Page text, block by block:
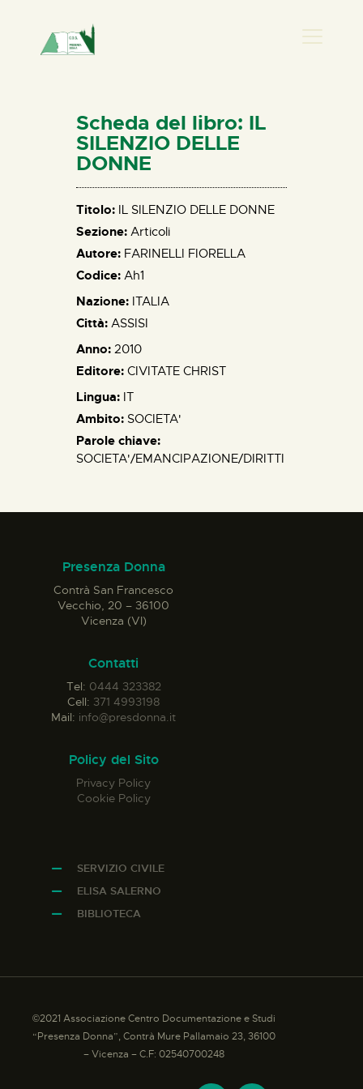
HOME
CHI SIAMO
NEWS
PERCORSI
BIBLIOTECA
ELISA SALERNO
CONTATTI
Scheda del libro: IL
SILENZIO DELLE
DONNE
Titolo: IL SILENZIO DELLE DONNE
Sezione: Articoli
Autore: FARINELLI FIORELLA
Codice: Ah1
Nazione: ITALIA
Città: ASSISI
Anno: 2010
Editore: CIVITATE CHRIST
Lingua: IT
Ambito: SOCIETA'
Parole chiave:
SOCIETA'/EMANCIPAZIONE/DIRITTI
Presenza Donna
Contrà San Francesco
Vecchio, 20 – 36100
Vicenza (VI)
Contatti
Tel: 0444 323382
Cell: 371 4993198
Mail: info@presdonna.it
Policy del Sito
Privacy Policy
Cookie Policy
SERVIZIO CIVILE
ELISA SALERNO
BIBLIOTECA
©2021 Associazione Centro Documentazione e Studi
“Presenza Donna”, Contrà Mure Pallamaio 23, 36100
– Vicenza – C.F: 02540700248